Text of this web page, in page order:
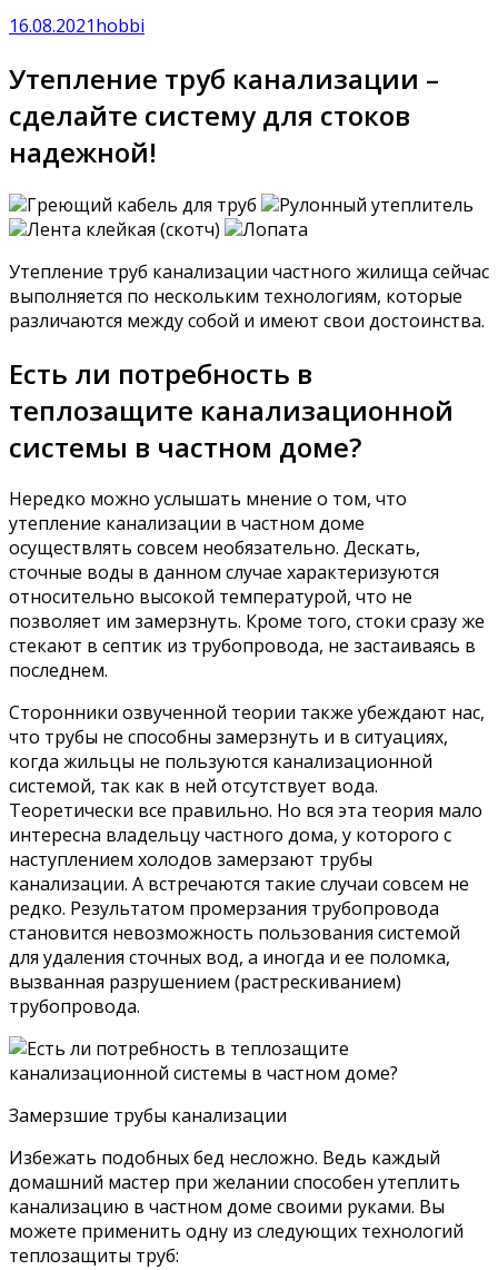
16.08.2021hobbi
Утепление труб канализации –
сделайте систему для стоков
надежной!
Греющий кабель для труб
Рулонный утеплитель
Лента клейкая (скотч)
Лопата
Утепление труб канализации частного жилища сейчас
выполняется по нескольким технологиям, которые
различаются между собой и имеют свои достоинства.
Есть ли потребность в
теплозащите канализационной
системы в частном доме?
Нередко можно услышать мнение о том, что
утепление канализации в частном доме
осуществлять совсем необязательно. Дескать,
сточные воды в данном случае характеризуются
относительно высокой температурой, что не
позволяет им замерзнуть. Кроме того, стоки сразу же
стекают в септик из трубопровода, не застаиваясь в
последнем.
Сторонники озвученной теории также убеждают нас,
что трубы не способны замерзнуть и в ситуациях,
когда жильцы не пользуются канализационной
системой, так как в ней отсутствует вода.
Теоретически все правильно. Но вся эта теория мало
интересна владельцу частного дома, у которого с
наступлением холодов замерзают трубы
канализации. А встречаются такие случаи совсем не
редко. Результатом промерзания трубопровода
становится невозможность пользования системой
для удаления сточных вод, а иногда и ее поломка,
вызванная разрушением (растрескиванием)
трубопровода.
Замерзшие трубы канализации
Избежать подобных бед несложно. Ведь каждый
домашний мастер при желании способен утеплить
канализацию в частном доме своими руками. Вы
можете применить одну из следующих технологий
теплозащиты труб: